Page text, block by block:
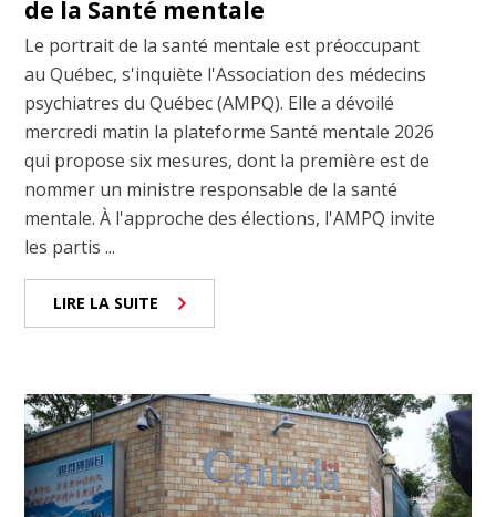
de la Santé mentale
Le portrait de la santé mentale est préoccupant
au Québec, s'inquiète l'Association des médecins
psychiatres du Québec (AMPQ). Elle a dévoilé
mercredi matin la plateforme Santé mentale 2026
qui propose six mesures, dont la première est de
nommer un ministre responsable de la santé
mentale. À l'approche des élections, l'AMPQ invite
les partis ...
LIRE LA SUITE